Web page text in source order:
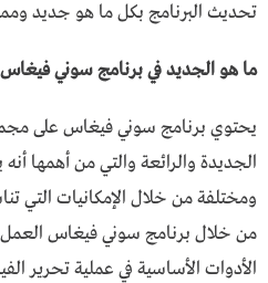
تحديث البرنامج بكل ما هو جديد
ما هو الجديد في برنامج سوني فيغاس
يحتوي برنامج سوني فيغاس على
الجديدة والرائعة والتي من أهمها
ومختلفة من خلال الإمكانيات التي
من خلال برنامج سوني فيغاس
الأدوات الأساسية في عملية تحرير